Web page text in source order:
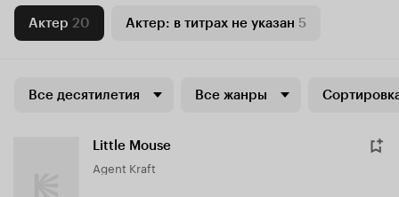
Актер 20 Актер: в титрах не указан 5
Все десятилетия Все жанры
Little Mouse
Agent Kraft